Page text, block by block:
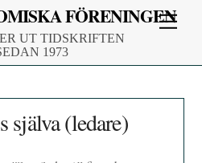
FÖRENINGEN
UT TIDSKRIFTEN
1973
själva (ledare)